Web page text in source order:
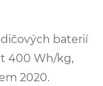
baterií
400 Wh/kg,
2020.